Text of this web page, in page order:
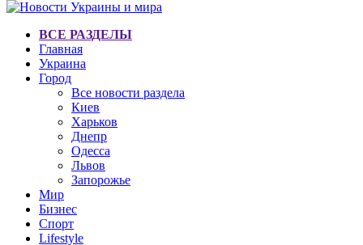
ВСЕ РАЗДЕЛЫ
Главная
Украина
Город
Все новости раздела
Киев
Харьков
Днепр
Одесса
Львов
Запорожье
Мир
Бизнес
Спорт
Lifestyle